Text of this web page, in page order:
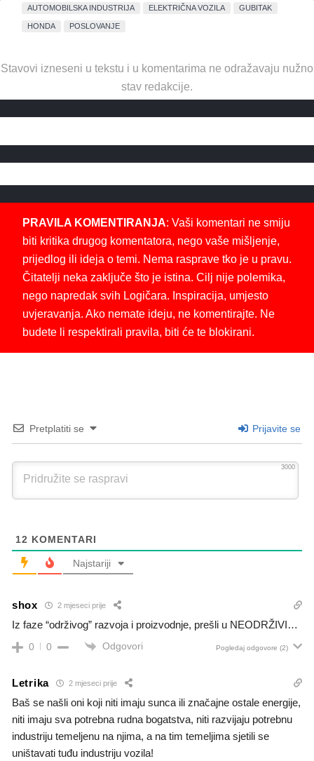
AUTOMOBILSKA INDUSTRIJA ELEKTRIČNA VOZILA GUBITAK
HONDA POSLOVANJE
Stavovi izneseni u tekstu i u komentarima ne odražavaju nužno
stav redakcije.
PRAVILA KOMENTIRANJA: Vaši komentari ne smiju
biti kritika drugog komentatora, nego vaše mišljenje,
prijedlog ili ideja o temi. Nema rasprave tko je u pravu.
Čitatelji neka zaključe što je istina. Cilj nije polemika,
nego napredak svih Logičara. Inspiracija, umjesto
uvjeravanja. Ako nemate ideju, ne komentirajte. Ne
budete li respektirali pravila, biti će te blokirani.
Pretplatiti se Prijavite se
3000
12 KOMENTARI
Najstariji
shox 2 mjeseci prije
Iz faze “održivog” razvoja i proizvodnje, prešli u NEODRŽIVI…
0 0 Odgovori Pogledaj odgovore (2)
Letrika 2 mjeseci prije
Baš se našli oni koji niti imaju sunca ili značajne ostale energije,
niti imaju sva potrebna rudna bogatstva, niti razvijaju potrebnu
industriju temeljenu na njima, a na tim temeljima sjetili se
uništavati tuđu industriju vozila!